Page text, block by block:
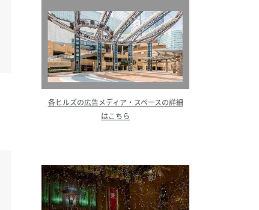
各ヒルズの広告メディア・スペースの詳細
はこちら